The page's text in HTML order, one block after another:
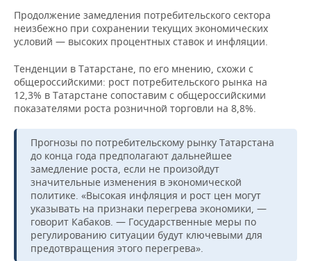
Продолжение замедления потребительского сектора
неизбежно при сохранении текущих экономических
условий — высоких процентных ставок и инфляции.
Тенденции в Татарстане, по его мнению, схожи с
общероссийскими: рост потребительского рынка на
12,3% в Татарстане сопоставим с общероссийскими
показателями роста розничной торговли на 8,8%.
Прогнозы по потребительскому рынку Татарстана
до конца года предполагают дальнейшее
замедление роста, если не произойдут
значительные изменения в экономической
политике. «Высокая инфляция и рост цен могут
указывать на признаки перегрева экономики, —
говорит Кабаков. — Государственные меры по
регулированию ситуации будут ключевыми для
предотвращения этого перегрева».